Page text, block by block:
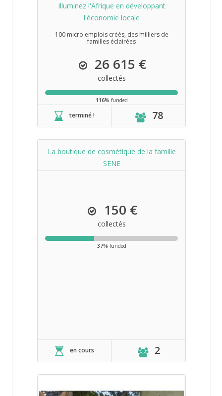
Illuminez l'Afrique en développant
l'économie locale
100 micro emplois créés, des milliers de
familles éclairées
26 615 €
collectés
116% funded
terminé ! 78
La boutique de cosmétique de la famille
SENE
150 €
collectés
37% funded
en cours 2